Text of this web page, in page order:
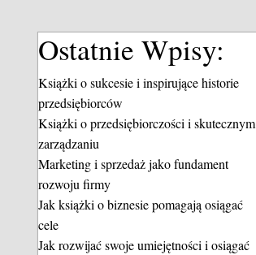
Ostatnie Wpisy:
Książki o sukcesie i inspirujące historie
przedsiębiorców
Książki o przedsiębiorczości i skutecznym
zarządzaniu
Marketing i sprzedaż jako fundament
rozwoju firmy
Jak książki o biznesie pomagają osiągać
cele
Jak rozwijać swoje umiejętności i osiągać